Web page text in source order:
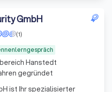
GmbH
(1)
ist Ihr spezialisierter
Hanstedt
gegründet